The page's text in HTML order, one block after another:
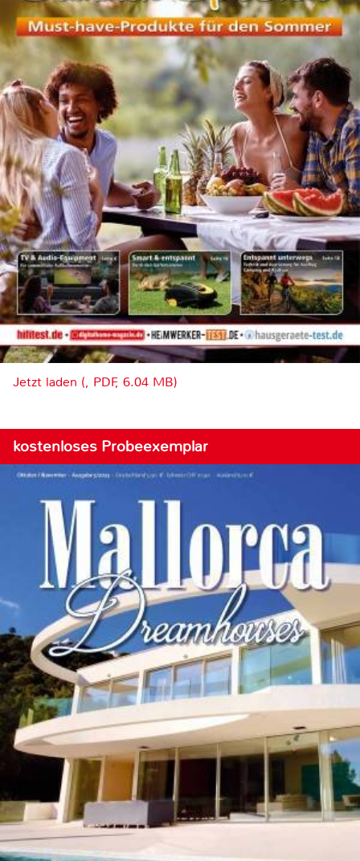
Jetzt laden (, PDF, 6.04 MB)
kostenloses Probeexemplar